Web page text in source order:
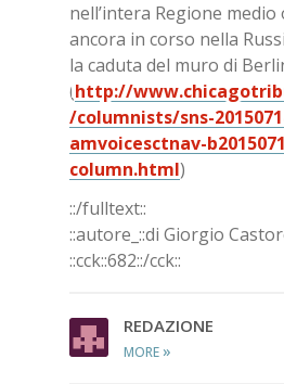
nell’intera Regione
ancora in corso nella
la caduta del muro di
(http://
/columnists/sns-
amvoicesctnav-
column.html)
::/fulltext::
::autore_::di Giorgio
::cck::682::/cck::
REDAZIONE
MORE »